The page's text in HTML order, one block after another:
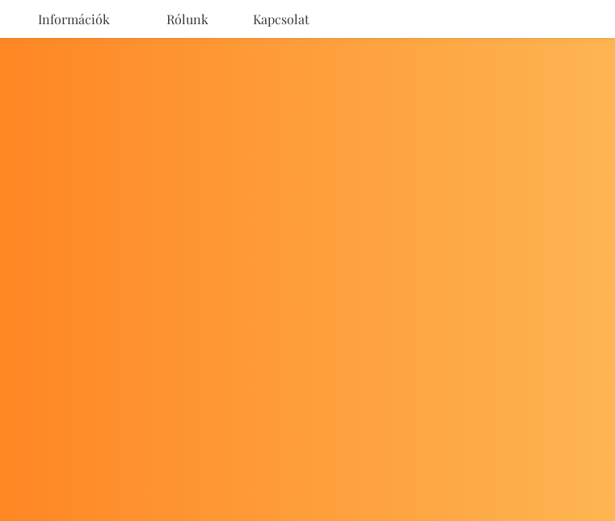
Információk Rólunk Kapcsolat